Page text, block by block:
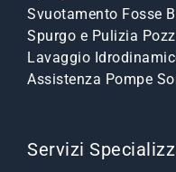
Svuotamento Fosse
Spurgo e Pulizia
Lavaggio
Assistenza Pompe
Servizi